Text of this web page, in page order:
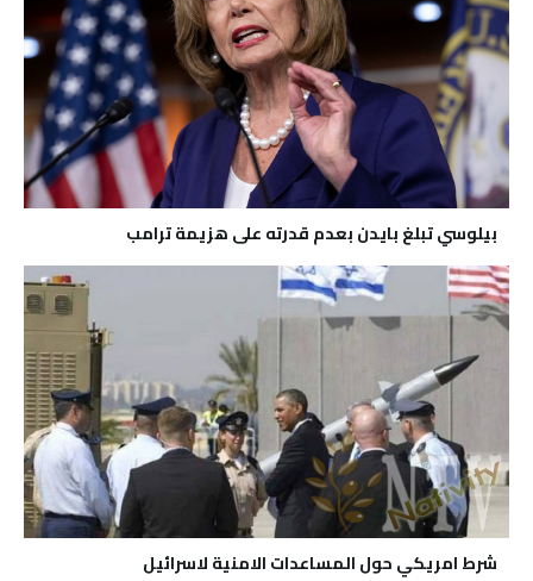
بيلوسي تبلغ بايدن بعدم قدرته على هزيمة ترامب
شرط امريكي حول المساعدات الامنية لاسرائيل